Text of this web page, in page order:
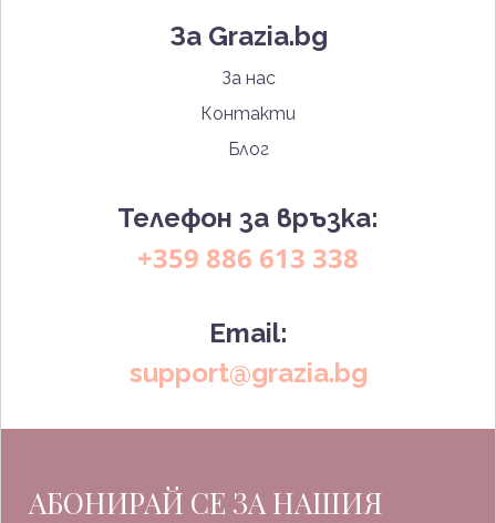
За Grazia.bg
За нас
Контакти
Блог
Телефон за връзка:
+359 886 613 338
Email:
support@grazia.bg
АБОНИРАЙ СЕ ЗА НАШИЯ